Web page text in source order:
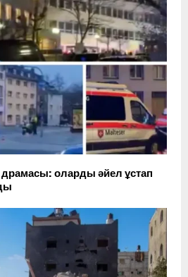
драмасы: оларды әйел ұстап